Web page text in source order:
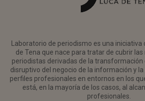
Laboratorio de periodismo es una iniciativa
de Tena que nace para tratar de cubrir
periodistas derivadas de la transformación
disruptivo del negocio de la información y
perfiles profesionales en entornos en los
está, en la mayoría de los casos, al
profesionales.